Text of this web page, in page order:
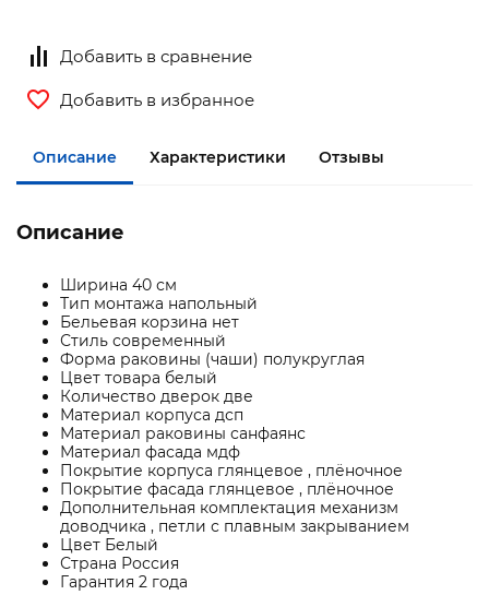
Добавить в сравнение
Добавить в избранное
Описание Характеристики Отзывы
Описание
Ширина 40 см
Тип монтажа напольный
Бельевая корзина нет
Стиль современный
Форма раковины (чаши) полукруглая
Цвет товара белый
Количество дверок две
Материал корпуса дсп
Материал раковины санфаянс
Материал фасада мдф
Покрытие корпуса глянцевое , плёночное
Покрытие фасада глянцевое , плёночное
Дополнительная комплектация механизм
доводчика , петли с плавным закрыванием
Цвет Белый
Страна Россия
Гарантия 2 года